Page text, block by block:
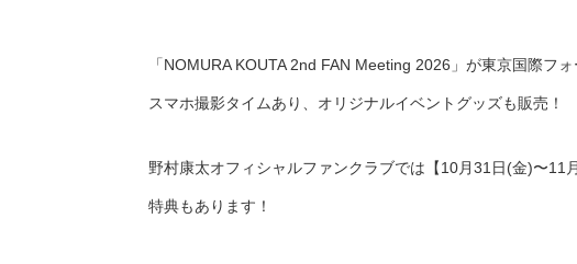
「NOMURA KOUTA 2nd FAN Meeting 2026」が東京国際フ
スマホ撮影タイムあり、オリジナルイベントグッズも販売！
野村康太オフィシャルファンクラブでは【10月31日(金)〜
特典もあります！